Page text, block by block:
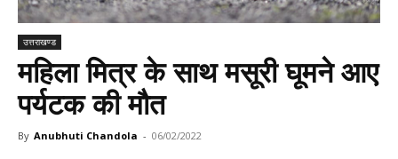
उत्तराखण्ड
महिला मित्र के साथ मसूरी घूमने आए
पर्यटक की मौत
By Anubhuti Chandola - 06/02/2022